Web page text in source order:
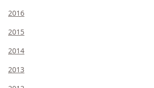
2016
2015
2014
2013